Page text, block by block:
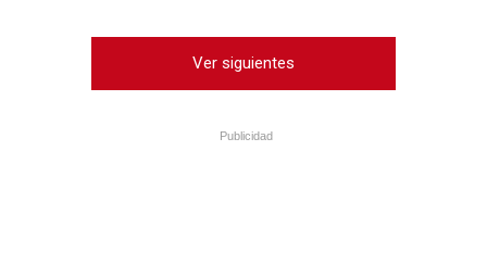
Ver siguientes
Publicidad